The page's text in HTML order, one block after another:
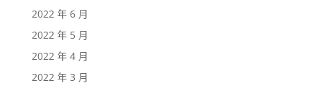
2022 年 6 月
2022 年 5 月
2022 年 4 月
2022 年 3 月